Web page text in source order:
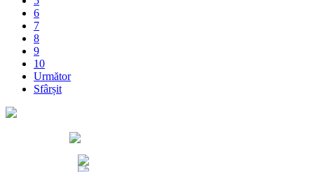
6
7
8
9
10
Următor
Sfârșit